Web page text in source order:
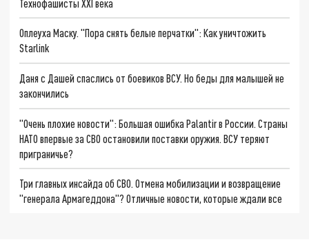
Технофашисты XXI века
Оплеуха Маску. "Пора снять белые перчатки": Как уничтожить
Starlink
Даня с Дашей спаслись от боевиков ВСУ. Но беды для малышей не
закончились
"Очень плохие новости": Большая ошибка Palantir в России. Страны
НАТО впервые за СВО остановили поставки оружия. ВСУ теряют
приграничье?
Три главных инсайда об СВО. Отмена мобилизации и возвращение
"генерала Армагеддона"? Отличные новости, которые ждали все